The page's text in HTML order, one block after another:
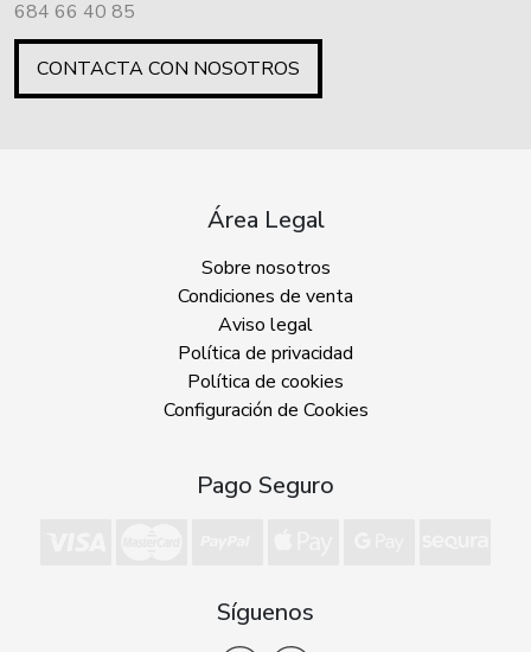
684 66 40 85
CONTACTA CON NOSOTROS
Área Legal
Sobre nosotros
Condiciones de venta
Aviso legal
Política de privacidad
Política de cookies
Configuración de Cookies
Pago Seguro
Síguenos